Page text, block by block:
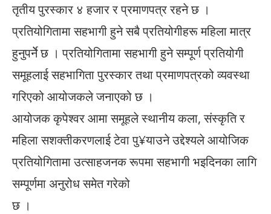
तृतीय पुरस्कार ४ हजार र प्रमाणपत्र रहने छ ।
प्रतियोगितामा सहभागी हुने सबै प्रतियोगीहरू महिला मात्र
हुनुपर्नेे छ । प्रतियोगितामा सहभागी हुने सम्पूर्ण प्रतियोगी
समूहलाई सहभागिता पुरस्कार तथा प्रमाणपत्रको व्यवस्था
गरिएको आयोजकले जनाएको छ ।
आयोजक कृपेश्वर आमा समूहले स्थानीय कला, संस्कृति र
महिला सशक्तीकरणलाई टेवा पु¥याउने उद्देश्यले आयोजिक
प्रतियोगितामा उत्साहजनक रूपमा सहभागी भइदिनका लागि
सम्पूर्णमा अनुरोध समेत गरेको
छ ।